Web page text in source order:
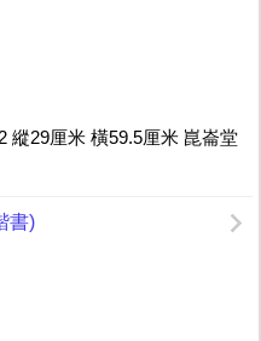
縱29厘米 橫59.5厘米 崑崙堂
書)